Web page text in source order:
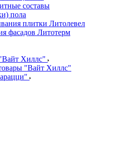
составы
пола
плитки Литолевел
фасадов Литотерм
Хиллс"
"Вайт Хиллс"